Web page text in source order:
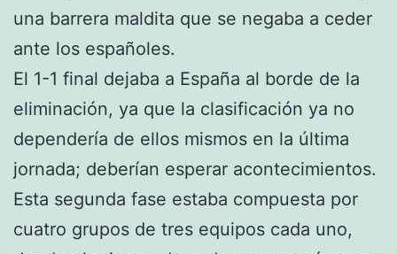
una barrera maldita que se negaba a ceder
ante los españoles.
El 1-1 final dejaba a España al borde de la
eliminación, ya que la clasificación ya no
dependería de ellos mismos en la última
jornada; deberían esperar acontecimientos.
Esta segunda fase estaba compuesta por
cuatro grupos de tres equipos cada uno,